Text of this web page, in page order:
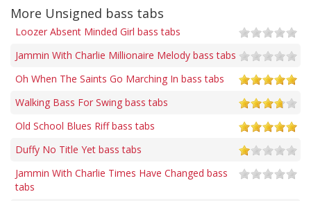
More Unsigned bass tabs
Loozer Absent Minded Girl bass tabs
Jammin With Charlie Millionaire Melody bass tabs
Oh When The Saints Go Marching In bass tabs
Walking Bass For Swing bass tabs
Old School Blues Riff bass tabs
Duffy No Title Yet bass tabs
Jammin With Charlie Times Have Changed bass
tabs